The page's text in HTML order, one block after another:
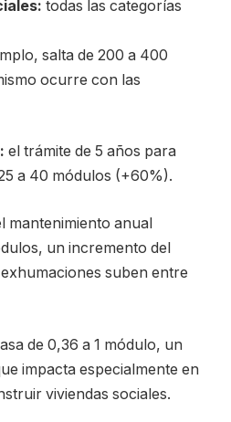
todas las categorías
salta de 200 a 400
ocurre con las
el trámite de 5 años para
a 40 módulos (+60%).
mantenimiento anual
un incremento del
suben entre
de 0,36 a 1 módulo, un
impacta especialmente en
viviendas sociales.